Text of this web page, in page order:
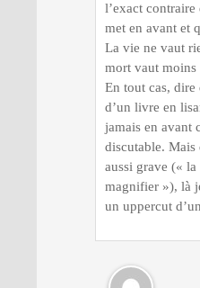
l’exact contraire
met en avant et
La vie ne vaut
mort vaut moins
En tout cas, dire
d’un livre en
jamais en avant
discutable. Mais
aussi grave («
magnifier »), là
un uppercut